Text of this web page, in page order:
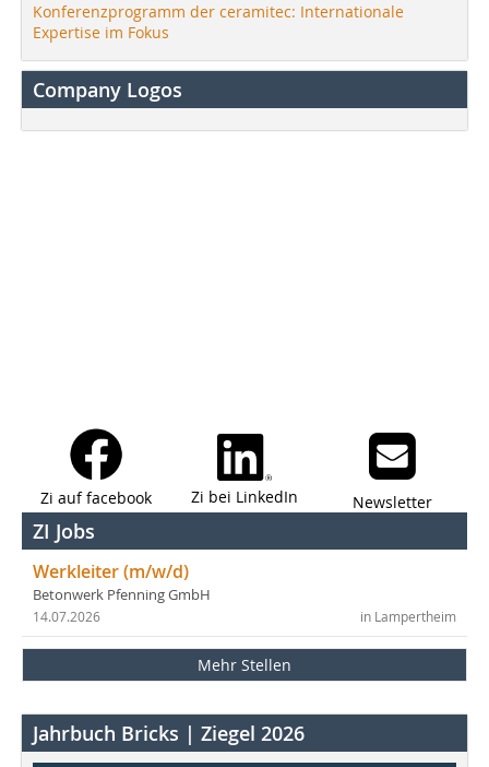
Konferenzprogramm der ceramitec: Internationale
Expertise im Fokus
Company Logos
Zi auf facebook Zi bei LinkedIn Newsletter
ZI Jobs
Werkleiter (m/w/d)
Betonwerk Pfenning GmbH
in Lampertheim
14.07.2026
Mehr Stellen
Jahrbuch Bricks | Ziegel 2026